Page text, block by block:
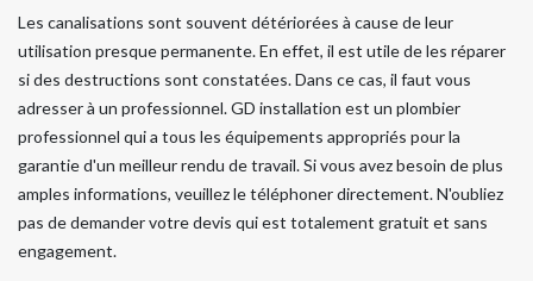
Les canalisations sont souvent détériorées à cause de leur
utilisation presque permanente. En effet, il est utile de les réparer
si des destructions sont constatées. Dans ce cas, il faut vous
adresser à un professionnel. GD installation est un plombier
professionnel qui a tous les équipements appropriés pour la
garantie d'un meilleur rendu de travail. Si vous avez besoin de plus
amples informations, veuillez le téléphoner directement. N'oubliez
pas de demander votre devis qui est totalement gratuit et sans
engagement.